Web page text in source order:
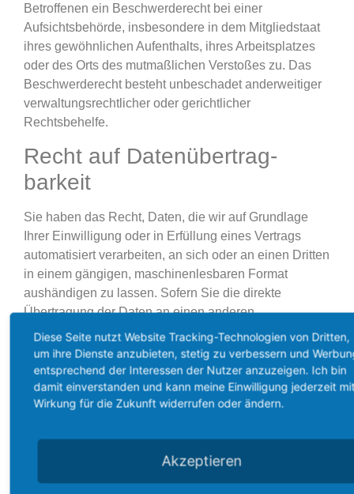
Betroffenen ein Beschwerderecht bei einer
Aufsichtsbehörde, insbesondere in dem Mitgliedstaat
ihres gewöhnlichen Aufenthalts, ihres Arbeitsplatzes
oder des Orts des mutmaßlichen Verstoßes zu. Das
Beschwerderecht besteht unbeschadet anderweitiger
verwaltungsrechtlicher oder gerichtlicher
Rechtsbehelfe.
Recht auf Daten­übertrag­
barkeit
Sie haben das Recht, Daten, die wir auf Grundlage
Ihrer Einwilligung oder in Erfüllung eines Vertrags
automatisiert verarbeiten, an sich oder an einen Dritten
in einem gängigen, maschinenlesbaren Format
aushändigen zu lassen. Sofern Sie die direkte
Übertragung der Daten an einen anderen
Verantwortlichen verlangen, erfolgt dies nur, soweit es
technisch machbar ist.
Auskunft, Berichtigung und
Löschung
Sie haben im Rahmen der geltenden gesetzlichen
Bestimmungen jederzeit das Recht auf unentgeltliche
Auskunft über Ihre gespeicherten personenbezogenen
Diese Seite nutzt Website Tracking-Technologien von Dritten,
um ihre Dienste anzubieten, stetig zu verbessern und
entsprechend der Interessen der Nutzer anzuzeigen. Ich bin
damit einverstanden und kann meine Einwilligung jederzeit
Wirkung für die Zukunft widerrufen oder ändern.
Akzeptieren